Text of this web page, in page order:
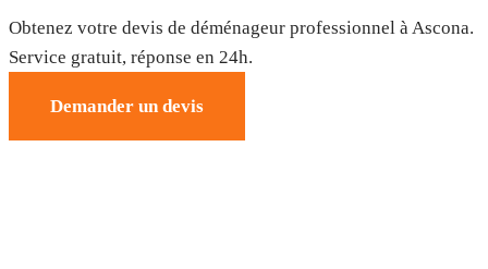
Obtenez votre devis de déménageur professionnel à Ascona.
Service gratuit, réponse en 24h.
Demander un devis